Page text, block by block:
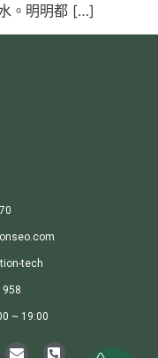
。明明都 […]
tech
~ 19:00